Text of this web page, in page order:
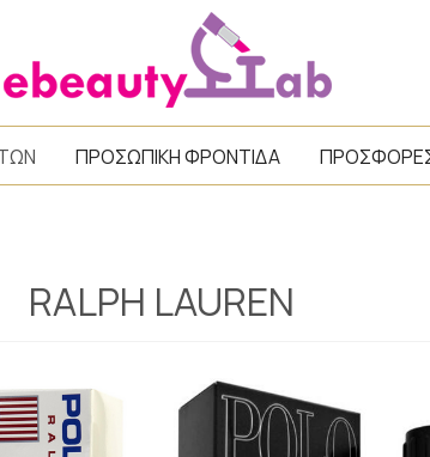
ΠΡΟΣΩΠΙΚΗ ΦΡΟΝΤΙΔΑ
RALPH LAUREN